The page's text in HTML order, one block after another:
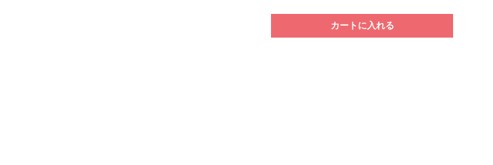
カートに入れる